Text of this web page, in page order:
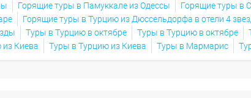
Горящие туры в Памуккале из Одессы Горящие туры в
Горящие туры в Турцию из Дюссельдорфа в отели 4
Туры в Турцию в октябре Туры в Турцию в октябре
Киева Туры в Турцию из Киева Туры в Мармарис